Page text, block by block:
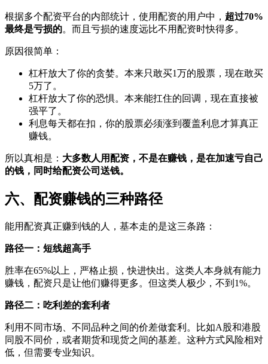
根据多个配资平台的内部统计，使用配资的用户中， 超过70%
最终是亏损的。而且亏损的速度远比不用配资时快得多。
原因很简单：
杠杆放大了你的贪婪。本来只敢买1万的股票，现在敢买
5万了。
杠杆放大了你的恐惧。本来能扛住的回调，现在直接被
强平了。
利息每天都在扣，你的股票必须涨到覆盖利息才算真正
赚钱。
所以真相是： 大多数人用配资，不是在赚钱，是在加速亏自己
的钱，同时给配资公司送钱。
六、配资赚钱的三种路径
能用配资真正赚到钱的人，基本走的是这三条路：
路径一：短线超高手
胜率在65%以上，严格止损，快进快出。这类人本身就有能力
赚钱，配资只是让他们赚得更多。但这类人极少，不到1%。
路径二：吃利差的套利者
利用不同市场、不同品种之间的价差做套利。比如A股和港股
同股不同价，或者期货和现货之间的基差。这种方式风险相对
低，但需要专业知识。